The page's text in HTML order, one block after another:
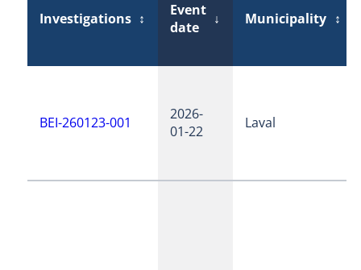
Investigations ↕
Event
date
↓ Municipality ↕
BEI-260123-001
2026-
01-22
Laval